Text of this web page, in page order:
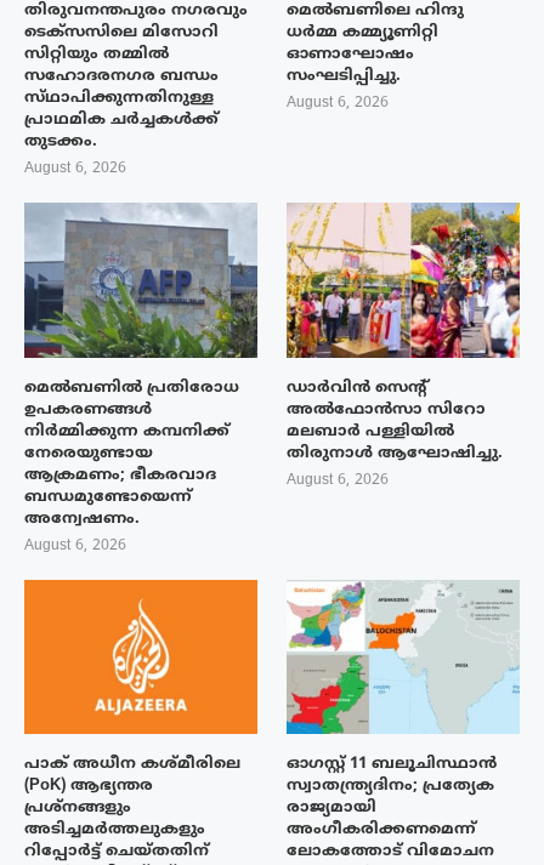
തിരുവനന്തപുരം നഗരവും
ടെക്‌സസിലെ മിസോറി
സിറ്റിയും തമ്മിൽ
സഹോദരനഗര ബന്ധം
സ്‌ഥാപിക്കുന്നതിനുള്ള
പ്രാഥമിക ചർച്ചകൾക്ക്
തുടക്കം.
August 6, 2026
മെൽബണിലെ ഹിന്ദു
ധർമ്മ കമ്മ്യൂണിറ്റി
ഓണാഘോഷം
സംഘടിപ്പിച്ചു.
August 6, 2026
മെൽബണിൽ പ്രതിരോധ
ഉപകരണങ്ങൾ
നിർമ്മിക്കുന്ന കമ്പനിക്ക്
നേരെയുണ്ടായ
ആക്രമണം; ഭീകരവാദ
ബന്ധമുണ്ടോയെന്ന്
അന്വേഷണം.
August 6, 2026
ഡാർവിൻ സെന്റ്
അൽഫോൻസാ സിറോ
മലബാർ പള്ളിയിൽ
തിരുനാൾ ആഘോഷിച്ചു.
August 6, 2026
പാക് അധീന കശ്മീരിലെ
(PoK) ആഭ്യന്തര
പ്രശ്നങ്ങളും
അടിച്ചമർത്തലുകളും
റിപ്പോർട്ട് ചെയ്തതിന്
ഓഗസ്റ്റ് 11 ബലൂചിസ്ഥാൻ
സ്വാതന്ത്ര്യദിനം; പ്രത്യേക
രാജ്യമായി
അംഗീകരിക്കണമെന്ന്
ലോകത്തോട് വിമോചന